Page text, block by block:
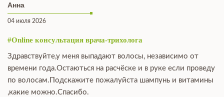
Анна
04 июля 2026
#Online консультация врача-трихолога
Здравствуйте,у меня выпадают волосы, независимо от
времени года.Остаються на расчёске и в руке если проведу
по волосам.Подскажите пожалуйста шампунь и витамины
,какие можно.Спасибо.